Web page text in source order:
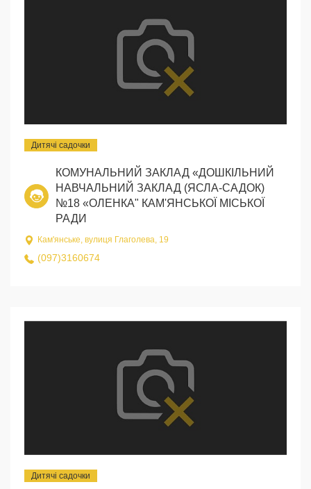
Дитячі садочки
КОМУНАЛЬНИЙ ЗАКЛАД «ДОШКІЛЬНИЙ
НАВЧАЛЬНИЙ ЗАКЛАД (ЯСЛА-САДОК)
№18 «ОЛЕНКА" КАМ'ЯНСЬКОЇ МІСЬКОЇ
РАДИ
Кам'янське, вулиця Глаголева, 19
(097)3160674
Дитячі садочки